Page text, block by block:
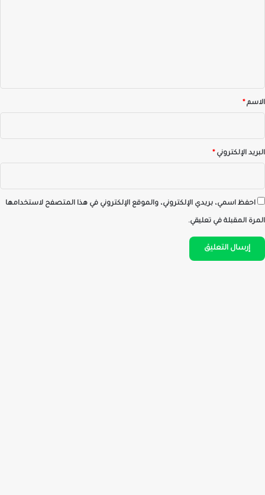
*الاسم *
البريد الإلكتروني *
احفظ اسمي، بريدي الإلكتروني، والموقع الإلكتروني في هذا المتصفح لاستخدامها
المرة المقبلة في تعليقي.